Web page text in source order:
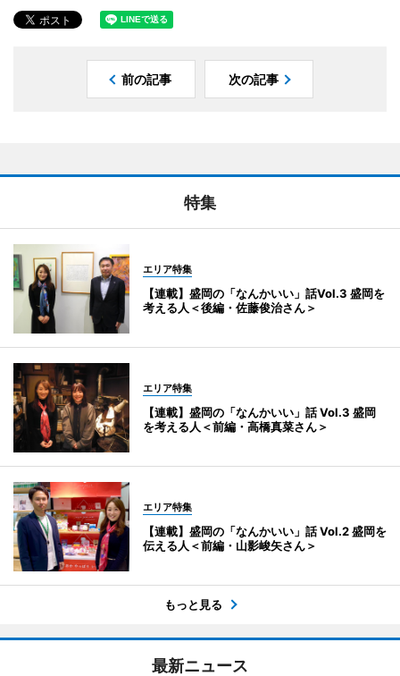
前の記事 次の記事
特集
エリア特集
【連載】盛岡の「なんかいい」話Vol.3 盛岡を
考える人＜後編・佐藤俊治さん＞
エリア特集
【連載】盛岡の「なんかいい」話 Vol.3 盛岡
を考える人＜前編・高橋真菜さん＞
エリア特集
【連載】盛岡の「なんかいい」話 Vol.2 盛岡を
伝える人＜前編・山影峻矢さん＞
もっと見る
最新ニュース